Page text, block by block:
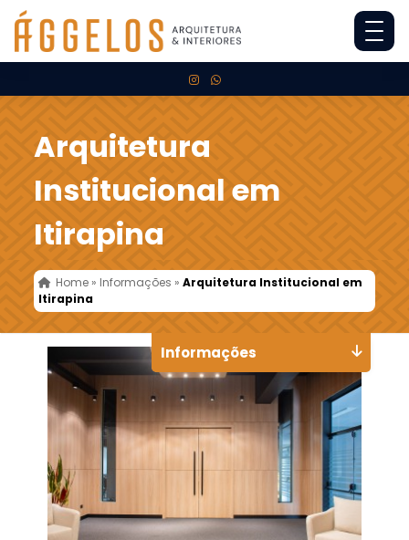
Arquitetura
Institucional em
Itirapina
Home » Informações »Arquitetura Institucional em
Itirapina
Informações